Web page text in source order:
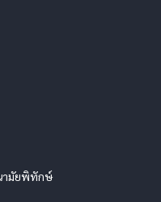
ามัยพิทักษ์